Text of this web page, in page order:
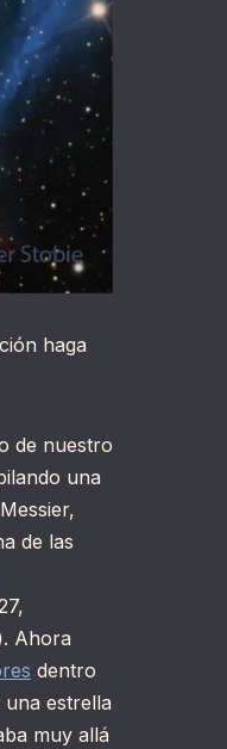
haga
de nuestro
una
de las
Ahora
dentro
estrella
muy allá